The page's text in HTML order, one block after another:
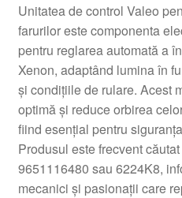
Unitatea de control Valeo
farurilor este componenta
pentru reglarea automată a
Xenon, adaptând lumina în
și condițiile de rulare. Acest
optimă și reduce orbirea
fiind esențial pentru
Produsul este frecvent
9651116480 sau 6224K8,
mecanici și pasionații care